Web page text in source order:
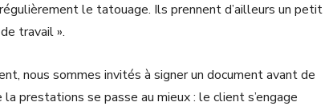
le tatouage. Ils prennent d’ailleurs un petit
travail ».
nous sommes invités à signer un document avant de
prestations se passe au mieux : le client s’engage